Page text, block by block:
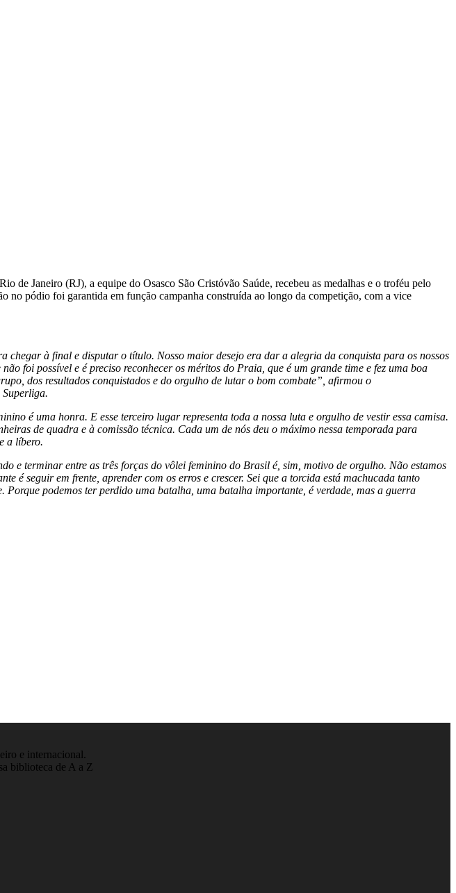
Janeiro (RJ), a equipe do Osasco São Cristóvão Saúde, recebeu as medalhas e o troféu pelo
pódio foi garantida em função campanha construída ao longo da competição, com a vice
chegar à final e disputar o título. Nosso maior desejo era dar a alegria da conquista para os nossos
foi possível e é preciso reconhecer os méritos do Praia, que é um grande time e fez uma boa
dos resultados conquistados e do orgulho de lutar o bom combate”, afirmou o
é uma honra. E esse terceiro lugar representa toda a nossa luta e orgulho de vestir essa camisa.
de quadra e à comissão técnica. Cada um de nós deu o máximo nessa temporada para
a líbero.
e terminar entre as três forças do vôlei feminino do Brasil é, sim, motivo de orgulho. Não estamos
é seguir em frente, aprender com os erros e crescer. Sei que a torcida está machucada tanto
podemos ter perdido uma batalha, uma batalha importante, é verdade, mas a guerra
e internacional.
biblioteca de A a Z